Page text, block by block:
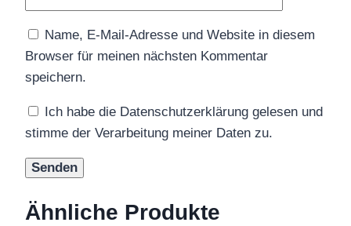
Name, E-Mail-Adresse und Website in diesem
Browser für meinen nächsten Kommentar
speichern.
Ich habe die Datenschutzerklärung gelesen und
stimme der Verarbeitung meiner Daten zu.
Ähnliche Produkte